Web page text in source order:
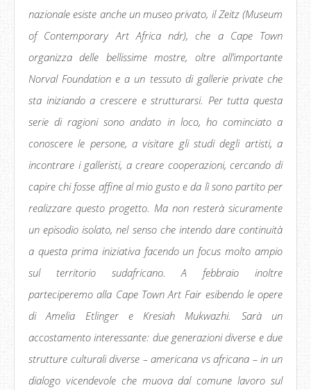
nazionale esiste anche un museo privato, il Zeitz (Museum
of Contemporary Art Africa ndr), che a Cape Town
organizza delle bellissime mostre, oltre all’importante
Norval Foundation e a un tessuto di gallerie private che
sta iniziando a crescere e strutturarsi. Per tutta questa
serie di ragioni sono andato in loco, ho cominciato a
conoscere le persone, a visitare gli studi degli artisti, a
incontrare i galleristi, a creare cooperazioni, cercando di
capire chi fosse affine al mio gusto e da lì sono partito per
realizzare questo progetto. Ma non resterà sicuramente
un episodio isolato, nel senso che intendo dare continuità
a questa prima iniziativa facendo un focus molto ampio
sul territorio sudafricano. A febbraio inoltre
parteciperemo alla Cape Town Art Fair esibendo le opere
di Amelia Etlinger e Kresiah Mukwazhi. Sarà un
accostamento interessante: due generazioni diverse e due
strutture culturali diverse – americana vs africana – in un
dialogo vicendevole che muova dal comune lavoro sul